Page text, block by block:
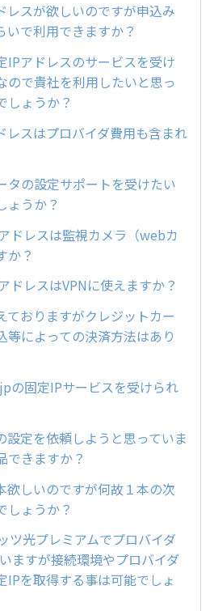
レスが欲しいのですが申込み
いで利用できますか？
IPアドレスのサービスを受け
ので貴社を利用したいと思っ
しょうか？
レスはプロバイダ費用も含まれ
タの設定サポートを受けたい
ょうか？
ドレスは監視カメラ（webカ
か？
ドレスはVPNに使えますか？
ておりますがクレジットカー
等によっての決済方法はあり
の固定IPサービスを受けられ
設定を依頼しようと思っていま
できますか？
欲しいのですが何故１本の次
しょうか？
ツ光プレミアムでプロバイダ
ますが接続環境やプロバイダ
IPを取得する事は可能でしょ